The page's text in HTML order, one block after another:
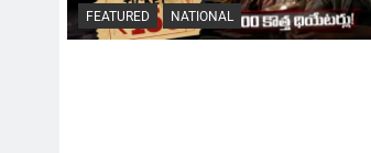
FEATURED NATIONAL